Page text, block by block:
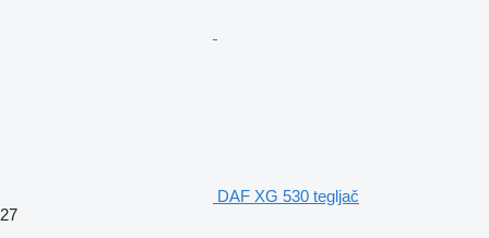
DAF XG 530 tegljač
27